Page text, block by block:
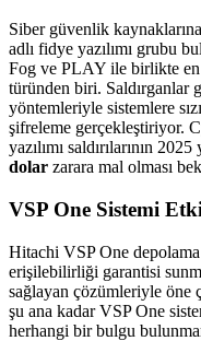
Siber güvenlik
adlı fidye yazılımı grubu
Fog ve PLAY ile birlikte en
türünden biri. Saldırganlar
yöntemleriyle sistemlere
şifreleme gerçekleştiriyor.
yazılımı saldırılarının
dolar zarara mal olması
VSP One Sistemi
Hitachi VSP One
erişilebilirliği garantisi
sağlayan çözümleriyle öne
şu ana kadar VSP One
herhangi bir bulgu